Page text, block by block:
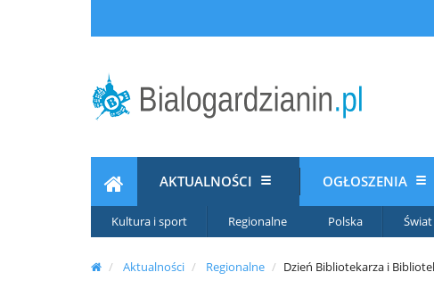
AKTUALNOŚCI
Kultura i sport Regionalne Polska Świat
OGŁOSZENIA
Aktualności Regionalne Dzień Bibliotekarza i